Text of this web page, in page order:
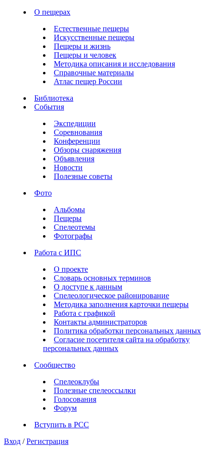
О пещерах
Естественные пещеры
Искусственные пещеры
Пещеры и жизнь
Пещеры и человек
Методика описания и исследования
Справочные материалы
Атлас пещер России
Библиотека
События
Экспедиции
Соревнования
Конференции
Обзоры снаряжения
Объявления
Новости
Полезные советы
Фото
Альбомы
Пещеры
Спелеотемы
Фотографы
Работа с ИПС
О проекте
Словарь основных терминов
О доступе к данным
Спелеологическое районирование
Методика заполнения карточки пещеры
Работа с графикой
Контакты администраторов
Политика обработки персональных данных
Согласие посетителя сайта на обработку
персональных данных
Сообщество
Спелеоклубы
Полезные спелеоссылки
Голосования
Форум
Вступить в РСС
Вход / Регистрация